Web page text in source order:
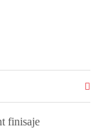
finisaje